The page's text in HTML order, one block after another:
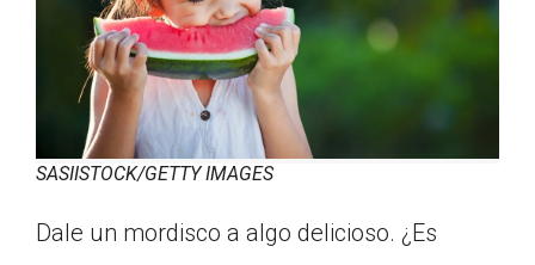
SASIISTOCK/GETTY IMAGES
Dale un mordisco a algo delicioso. ¿Es